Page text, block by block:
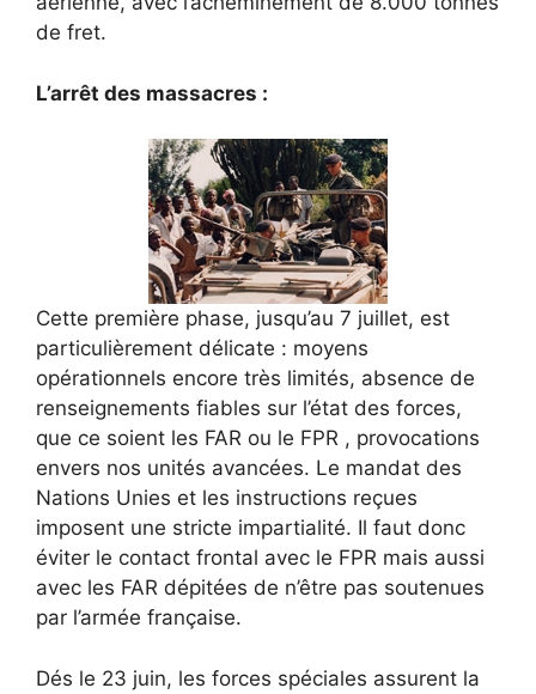
de fret.
L’arrêt des massacres :
Cette première phase, jusqu’au 7 juillet, est
particulièrement délicate : moyens
opérationnels encore très limités, absence de
renseignements fiables sur l’état des forces,
que ce soient les FAR ou le FPR , provocations
envers nos unités avancées. Le mandat des
Nations Unies et les instructions reçues
imposent une stricte impartialité. Il faut donc
éviter le contact frontal avec le FPR mais aussi
avec les FAR dépitées de n’être pas soutenues
par l’armée française.
Dés le 23 juin, les forces spéciales assurent la